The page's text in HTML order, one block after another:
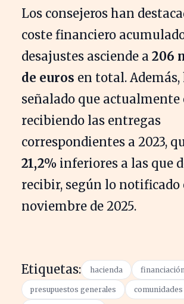
Los consejeros han
coste financiero
desajustes asciende a 206
de euros en total. Además,
señalado que actualmente
recibiendo las entregas
correspondientes a 2023,
21,2% inferiores a las que
recibir, según lo notificado
noviembre de 2025.
Etiquetas: hacienda
presupuestos generales